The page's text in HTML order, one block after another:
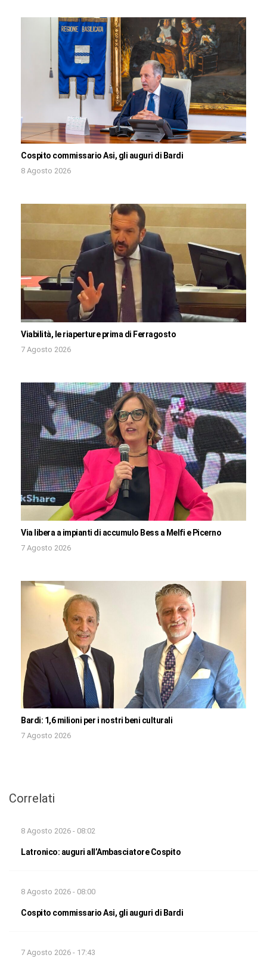
Cospito commissario Asi, gli auguri di Bardi
8 Agosto 2026
Viabilità, le riaperture prima di Ferragosto
7 Agosto 2026
Via libera a impianti di accumulo Bess a Melfi e Picerno
7 Agosto 2026
Bardi: 1,6 milioni per i nostri beni culturali
7 Agosto 2026
Correlati
8 Agosto 2026 - 08:02
Latronico: auguri all’Ambasciatore Cospito
8 Agosto 2026 - 08:00
Cospito commissario Asi, gli auguri di Bardi
7 Agosto 2026 - 17:43